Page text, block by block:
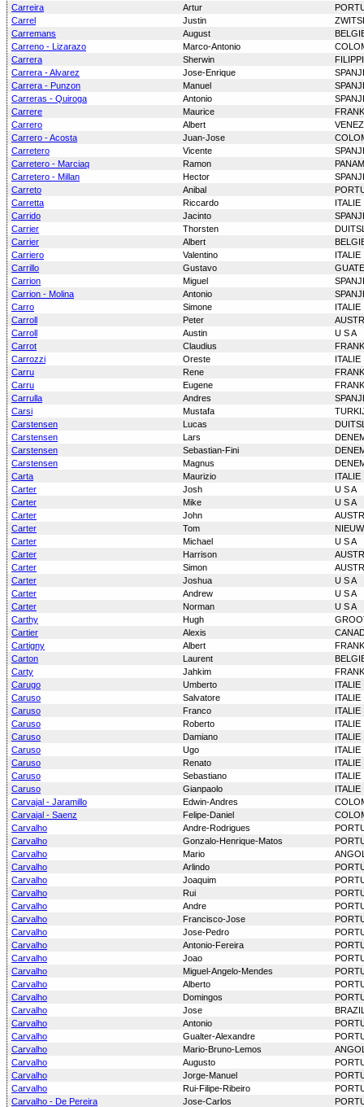
Carreira
Artur
Carrel
Justin
Carremans
August
Carreno - Lizarazo
Marco-Antonio
Carrera
Sherwin
Carrera - Alvarez
Jose-Enrique
Carrera - Punzon
Manuel
Carreras - Quiroga
Antonio
Carrere
Maurice
Carrero
Albert
Carrero - Acosta
Juan-Jose
Carretero
Vicente
Carretero - Marciaq
Ramon
Carretero - Millan
Hector
Carreto
Anibal
Carretta
Riccardo
ITALIE
Carrido
Jacinto
Carrier
Thorsten
Carrier
Albert
Carriero
Valentino
ITALIE
Carrillo
Gustavo
Carrion
Miguel
Carrion - Molina
Antonio
Carro
Simone
ITALIE
Carroll
Peter
Carroll
Austin
U S A
Carrot
Claudius
Carrozzi
Oreste
ITALIE
Carru
Rene
Carru
Eugene
Carrulla
Andres
Carsi
Mustafa
Carstensen
Lucas
Carstensen
Lars
Carstensen
Sebastian-Fini
Carstensen
Magnus
Carta
Maurizio
ITALIE
Carter
Josh
U S A
Carter
Mike
U S A
Carter
John
Carter
Tom
Carter
Michael
U S A
Carter
Harrison
Carter
Simon
Carter
Joshua
U S A
Carter
Andrew
U S A
Carter
Norman
U S A
Carthy
Hugh
Cartier
Alexis
Cartigny
Albert
Carton
Laurent
Carty
Jahkim
Carugo
Umberto
ITALIE
Caruso
Salvatore
ITALIE
Caruso
Franco
ITALIE
Caruso
Roberto
ITALIE
Caruso
Damiano
ITALIE
Caruso
Ugo
ITALIE
Caruso
Renato
ITALIE
Caruso
Sebastiano
ITALIE
Caruso
Gianpaolo
ITALIE
Carvajal - Jaramillo
Edwin-Andres
Carvajal - Saenz
Felipe-Daniel
Carvalho
Andre-Rodrigues
Carvalho
Gonzalo-Henrique-Matos
Carvalho
Mario
Carvalho
Arlindo
Carvalho
Joaquim
Carvalho
Rui
Carvalho
Andre
Carvalho
Francisco-Jose
Carvalho
Jose-Pedro
Carvalho
Antonio-Fereira
Carvalho
Joao
Carvalho
Miguel-Angelo-Mendes
Carvalho
Alberto
Carvalho
Domingos
Carvalho
Jose
Carvalho
Antonio
Carvalho
Gualter-Alexandre
Carvalho
Mario-Bruno-Lemos
Carvalho
Augusto
Carvalho
Jorge-Manuel
Carvalho
Rui-Filipe-Ribeiro
Carvalho - De Pereira
Jose-Carlos